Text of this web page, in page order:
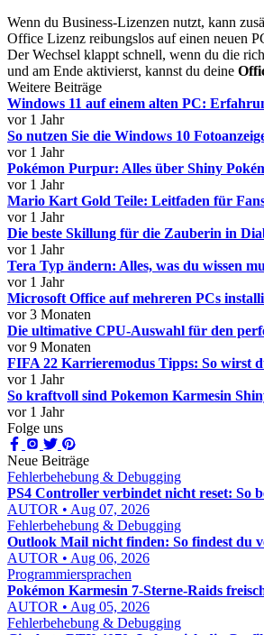
Wenn du Business-Lizenzen nutzt, kann
Office Lizenz reibungslos auf einen neuen
Der Wechsel klappt schnell, wenn du die
und am Ende aktivierst, kannst du deine
Weitere Beiträge
Windows 11 auf einem alten PC:
vor 1 Jahr
So nutzen Sie die Windows 10
vor 1 Jahr
Pokémon Purpur: Alles über Shiny
vor 1 Jahr
Mario Kart Gold Teile: Leitfaden für
vor 1 Jahr
Die beste Skillung für die Zauberin in
vor 1 Jahr
Tera Typ ändern: Alles, was du wissen
vor 1 Jahr
Microsoft Office auf mehreren PCs
vor 3 Monaten
Die ultimative CPU-Auswahl für den
vor 9 Monaten
FIFA 22 Karrieremodus Tipps: So wirst
vor 1 Jahr
So kraftvoll sind Pokemon Karmesin
vor 1 Jahr
Folge uns
Neue Beiträge
Fehlerbehebung & Debugging
PS4 Controller verbindet nicht reset: So
AUTOR • Aug 07, 2026
Fehlerbehebung & Debugging
Outlook Mail nicht finden: So findest du
AUTOR • Aug 06, 2026
Programmiersprachen
Pokémon Karmesin 7-Sterne-Raids
AUTOR • Aug 05, 2026
Fehlerbehebung & Debugging